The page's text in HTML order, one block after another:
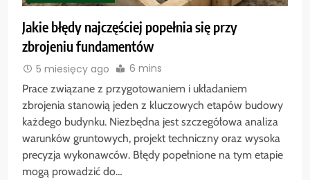
Jakie błędy najczęściej popełnia się przy
zbrojeniu fundamentów
5 miesięcy ago 6 mins
Prace związane z przygotowaniem i układaniem
zbrojenia stanowią jeden z kluczowych etapów budowy
każdego budynku. Niezbędna jest szczegółowa analiza
warunków gruntowych, projekt techniczny oraz wysoka
precyzja wykonawców. Błędy popełnione na tym etapie
mogą prowadzić do…